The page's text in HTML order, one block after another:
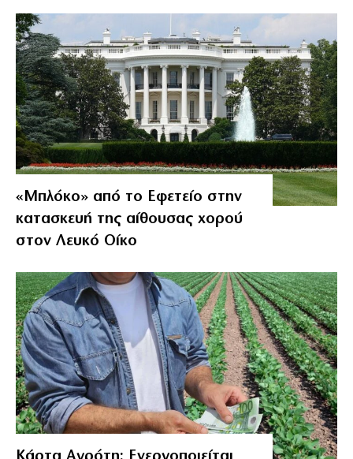
«Μπλόκο» από το Εφετείο στην
κατασκευή της αίθουσας χορού
στον Λευκό Οίκο